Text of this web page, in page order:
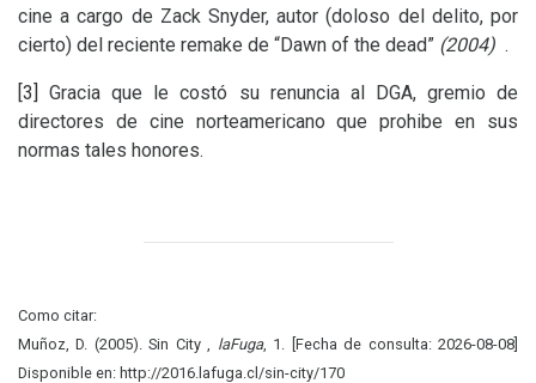
cine a cargo de Zack Snyder, autor (doloso del delito, por
cierto) del reciente remake de “Dawn of the dead” (2004) .
[3]Gracia que le costó su renuncia al DGA, gremio de
directores de cine norteamericano que prohibe en sus
normas tales honores.
Como citar:
Muñoz, D. (2005). Sin City , laFuga, 1. [Fecha de consulta: 2026-08-08]
Disponible en: http://2016.lafuga.cl/sin-city/170